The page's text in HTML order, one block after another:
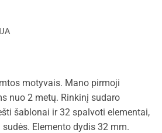
motyvais. Mano pirmoji
nuo 2 metų. Rinkinį sudaro
šablonai ir 32 spalvoti elementai,
Elemento dydis 32 mm.